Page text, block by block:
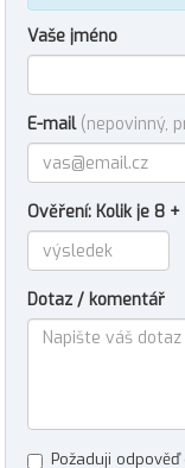
Vaše jméno
E-mail (nepovinný,
Ověření: Kolik je 8 +
Dotaz / komentář
Požaduji